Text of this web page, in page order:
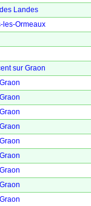
Landes
les-Ormeaux
sur Graon